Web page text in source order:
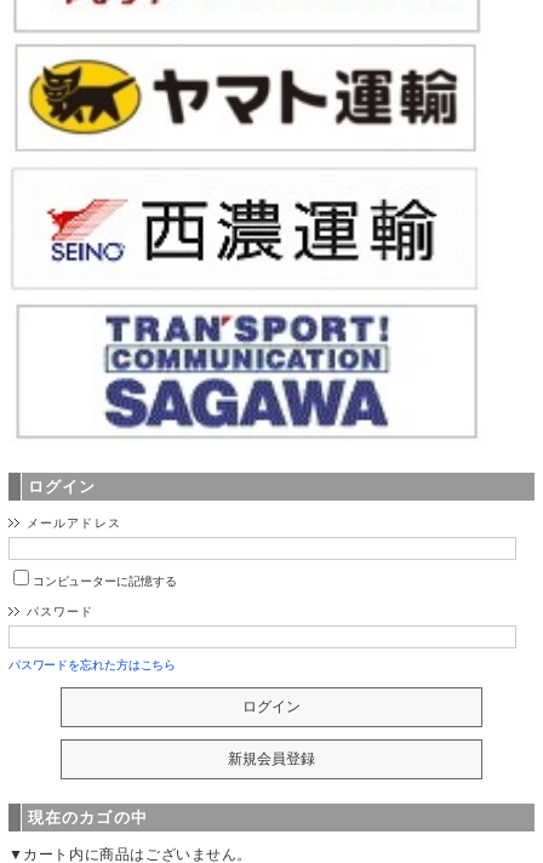
ログイン
メールアドレス
コンピューターに記憶する
パスワード
パスワードを忘れた方はこちら
現在のカゴの中
▼カート内に商品はございません。